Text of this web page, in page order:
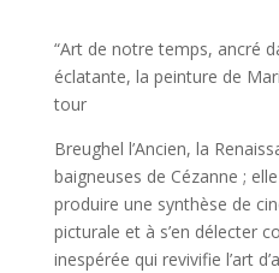
“Art de notre temps, ancré
éclatante, la peinture de
tour
Breughel l’Ancien, la
baigneuses de Cézanne ;
produire une synthèse de
picturale et à s’en délecter
inespérée qui revivifie l’art